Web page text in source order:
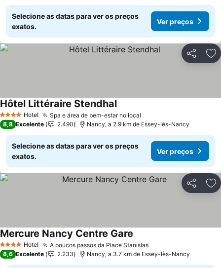
Selecione as datas para ver os preços
exatos.
Ver preços
Partilhar
4 EstrelasHotel Spa e área de bem-estar no local
Hôtel Littéraire StendhalVer preços
8,8 Excelente 2.490 Nancy, a 2.9 km de Essey-lès-Nancy
Selecione as datas para ver os preços
exatos.
Ver preços
Partilhar
4 EstrelasHotel A poucos passos da Place StanislasVer preços
Mercure Nancy Centre Gare
8,6 Excelente 2.233 Nancy, a 3.7 km de Essey-lès-Nancy